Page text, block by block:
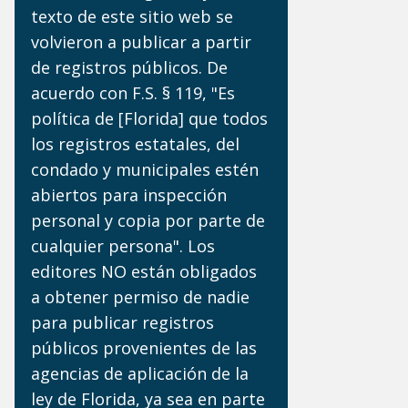
texto de este sitio web se
volvieron a publicar a partir
de registros públicos. De
acuerdo con F.S. § 119, "Es
política de [Florida] que todos
los registros estatales, del
condado y municipales estén
abiertos para inspección
personal y copia por parte de
cualquier persona". Los
editores NO están obligados
a obtener permiso de nadie
para publicar registros
públicos provenientes de las
agencias de aplicación de la
ley de Florida, ya sea en parte